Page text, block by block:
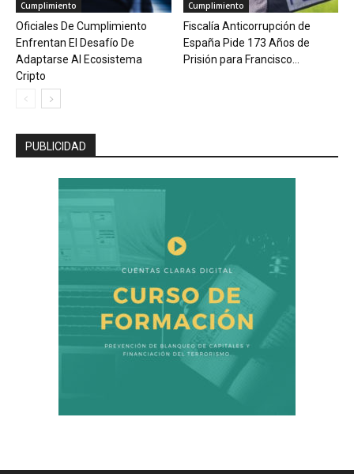
Cumplimiento
Oficiales De Cumplimiento
Enfrentan El Desafío De
Adaptarse Al Ecosistema
Cripto
Cumplimiento
Fiscalía Anticorrupción de
España Pide 173 Años de
Prisión para Francisco...
PUBLICIDAD